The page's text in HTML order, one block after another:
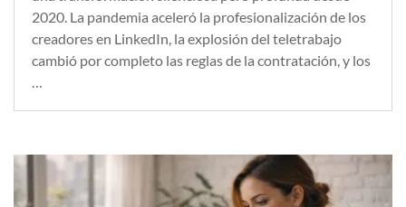
2020. La pandemia aceleró la profesionalización de los
creadores en LinkedIn, la explosión del teletrabajo
cambió por completo las reglas de la contratación, y los
…